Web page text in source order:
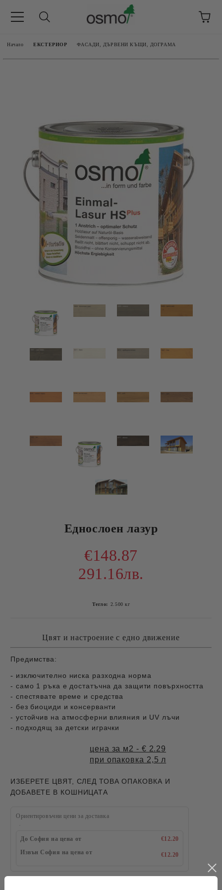
Начало ЕКСТЕРИОР ФАСАДИ, ДЪРВЕНИ КЪЩИ, ДОГРАМА
Еднослоен лазур
€148.87
291.16лв.
Тегло: 2.500 кг
Цвят и настроение с едно движение
Предимства:
- изключително ниска разходна норма
- само 1 ръка е достатъчна да защити повърхността
- спестявате време и средства
- без биоциди и консерванти
- устойчив на атмосферни влияния и UV лъчи
- подходящ за детски играчки
цена за м2 - € 2.29
при опаковка 2,5 л
ИЗБЕРЕТЕ ЦВЯТ, СЛЕД ТОВА ОПАКОВКА И
ДОБАВЕТЕ В КОШНИЦАТА
Ориентировъчни цени за доставка
До София на цена от
€12.20
Извън София на цена от
€12.20